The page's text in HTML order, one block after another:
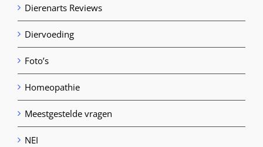
Dierenarts Reviews
Diervoeding
Foto’s
Homeopathie
Meestgestelde vragen
NEI